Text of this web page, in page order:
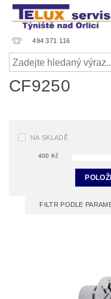
494 371 116
CF9250
NA SKLADĚ
400 Kč
FILTR PODLE